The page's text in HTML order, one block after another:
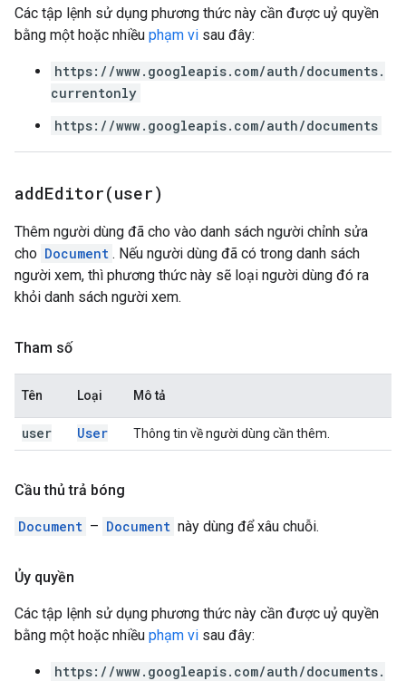
Các tập lệnh sử dụng phương thức này cần được uỷ quyền
bằng một hoặc nhiều phạm vi sau đây:
https://www.googleapis.com/auth/documents.
currentonly
https://www.googleapis.com/auth/documents
addEditor(user)
Thêm người dùng đã cho vào danh sách người chỉnh sửa
cho Document . Nếu người dùng đã có trong danh sách
người xem, thì phương thức này sẽ loại người dùng đó ra
khỏi danh sách người xem.
Tham số
Tên Loại Mô tả
user User Thông tin về người dùng cần thêm.
Cầu thủ trả bóng
Document – Document này dùng để xâu chuỗi.
Ủy quyền
Các tập lệnh sử dụng phương thức này cần được uỷ quyền
bằng một hoặc nhiều phạm vi sau đây:
https://www.googleapis.com/auth/documents.